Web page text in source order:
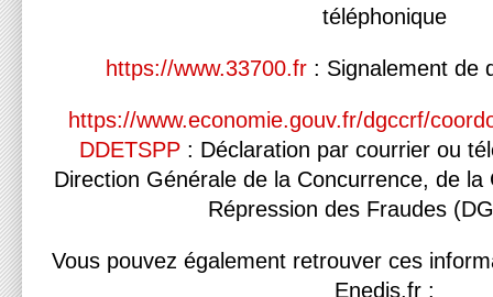
téléphonique
https://www.33700.fr : Signalement de
https://www.economie.gouv.fr/dgccrf/
DDETSPP : Déclaration par courrier ou
Direction Générale de la Concurrence, de
Répression des Fraudes
Vous pouvez également retrouver ces
Enedis.fr :